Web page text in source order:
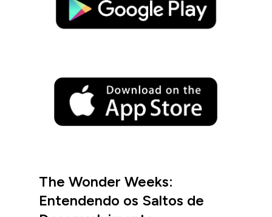
The Wonder Weeks:
Entendendo os Saltos de